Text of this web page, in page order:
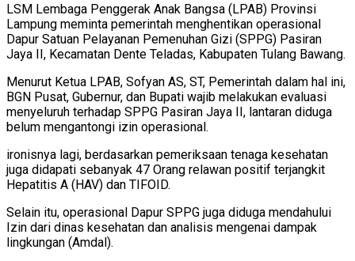
LSM Lembaga Penggerak Anak Bangsa (LPAB) Provinsi
Lampung meminta pemerintah menghentikan operasional
Dapur Satuan Pelayanan Pemenuhan Gizi (SPPG) Pasiran
Jaya II, Kecamatan Dente Teladas, Kabupaten Tulang Bawang.
Menurut Ketua LPAB, Sofyan AS, ST, Pemerintah dalam hal ini,
BGN Pusat, Gubernur, dan Bupati wajib melakukan evaluasi
menyeluruh terhadap SPPG Pasiran Jaya II, lantaran diduga
belum mengantongi izin operasional.
ironisnya lagi, berdasarkan pemeriksaan tenaga kesehatan
juga didapati sebanyak 47 Orang relawan positif terjangkit
Hepatitis A (HAV) dan TIFOID.
Selain itu, operasional Dapur SPPG juga diduga mendahului
Izin dari dinas kesehatan dan analisis mengenai dampak
lingkungan (Amdal).